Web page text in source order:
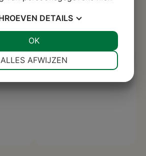
DETAILS
ALLES AFWIJZEN
OK